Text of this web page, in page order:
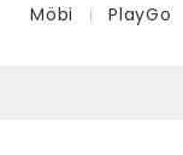
Möbi
PlayGo